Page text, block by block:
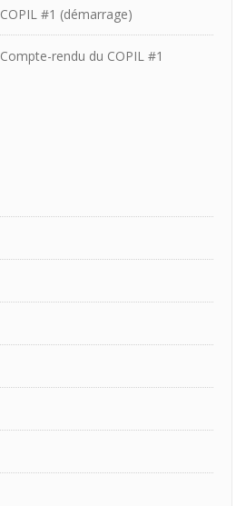
COPIL #1 (démarrage)
Compte-rendu du COPIL #1